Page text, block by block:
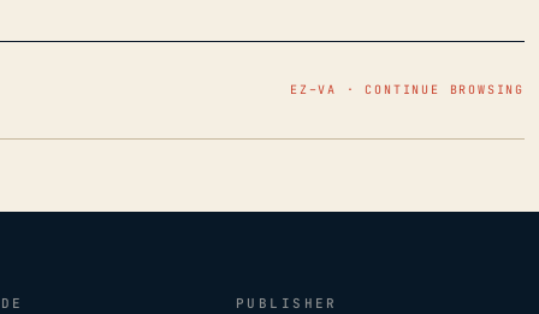
EZ–VA · CONTINUE BROWSING
PUBLISHER